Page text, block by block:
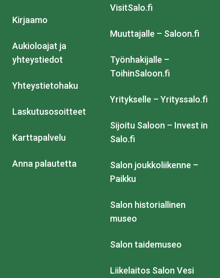
Kirjaamo
Aukioloajat ja
yhteystiedot
Yhteystietohaku
Laskutusosoitteet
Karttapalvelu
Anna palautetta
VisitSalo.fi
Muuttajalle – Saloon.fi
Työnhakijalle –
ToihinSaloon.fi
Yritykselle – Yrityssalo.fi
Sijoitu Saloon – Invest in
Salo.fi
Salon joukkoliikenne –
Paikku
Salon historiallinen
museo
Salon taidemuseo
Liikelaitos Salon Vesi